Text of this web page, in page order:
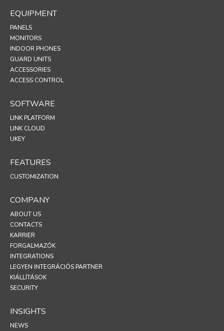
EQUIPMENT
PANELS
MONITORS
INDOOR PHONES
GUARD UNITS
ACCESSORIES
ACCESS CONTROL
SOFTWARE
LINK PLATFORM
LINK CLOUD
UKEY
FEATURES
CUSTOMIZATION
COMPANY
ABOUT US
CONTACTS
KARRIER
FORGALMAZÓK
INTEGRATIONS
LEGYEN INTEGRÁCIÓS PARTNER
KIÁLLÍTÁSOK
SECURITY
INSIGHTS
NEWS